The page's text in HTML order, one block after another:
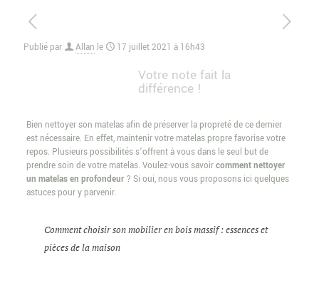
Publié par Allan le 17 juillet 2021 à 16h43
Votre note fait la
différence !
Bien nettoyer son matelas afin de préserver la propreté de ce dernier
est nécessaire. En effet, maintenir votre matelas propre favorise votre
repos. Plusieurs possibilités s’offrent à vous dans le seul but de
prendre soin de votre matelas. Voulez-vous savoircomment nettoyer
un matelas en profondeur? Si oui, nous vous proposons ici quelques
astuces pour y parvenir.
Comment choisir son mobilier en bois massif : essences et
pièces de la maison